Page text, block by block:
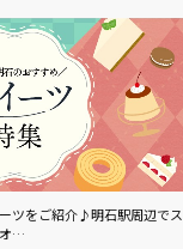
ツをご紹介♪明石駅周辺でス
…